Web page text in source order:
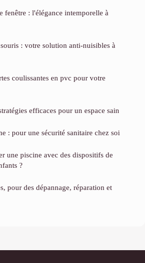
fenêtre : l'élégance intemporelle à
: votre solution anti-nuisibles à
coulissantes en pvc pour votre
efficaces pour un espace sain
: pour une sécurité sanitaire chez soi
une piscine avec des dispositifs de
?
pour des dépannage, réparation et